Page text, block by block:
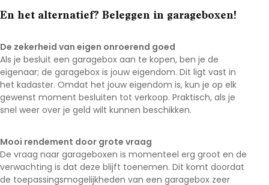
En het alternatief? Beleggen in garageboxen!
De zekerheid van eigen onroerend goed
Als je besluit een garagebox aan te kopen, ben je de
eigenaar; de garagebox is jouw eigendom. Dit ligt vast in
het kadaster. Omdat het jouw eigendom is, kun je op elk
gewenst moment besluiten tot verkoop. Praktisch, als je
snel weer over je geld wilt kunnen beschikken.
Mooi rendement door grote vraag
De vraag naar garageboxen is momenteel erg groot en de
verwachting is dat deze blijft toenemen. Dit komt doordat
de toepassingsmogelijkheden van een garagebox zeer